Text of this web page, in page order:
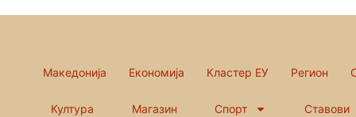
Македонија Економија Кластер ЕУ Регион
Култура Магазин Спорт Ставови